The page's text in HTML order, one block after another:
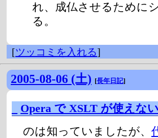
れ、成仏させるために
る。
[ツッコミを入れる]
2005-08-06 (土) [長年日記]
Opera で XSLT が使えない
のは知っていましたが、